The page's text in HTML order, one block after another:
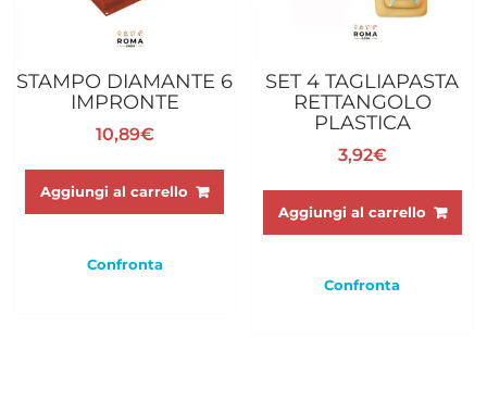
STAMPO DIAMANTE 6
IMPRONTE
10,89€
Aggiungi al carrello
Confronta
SET 4 TAGLIAPASTA
RETTANGOLO
PLASTICA
3,92€
Aggiungi al carrello
Confronta